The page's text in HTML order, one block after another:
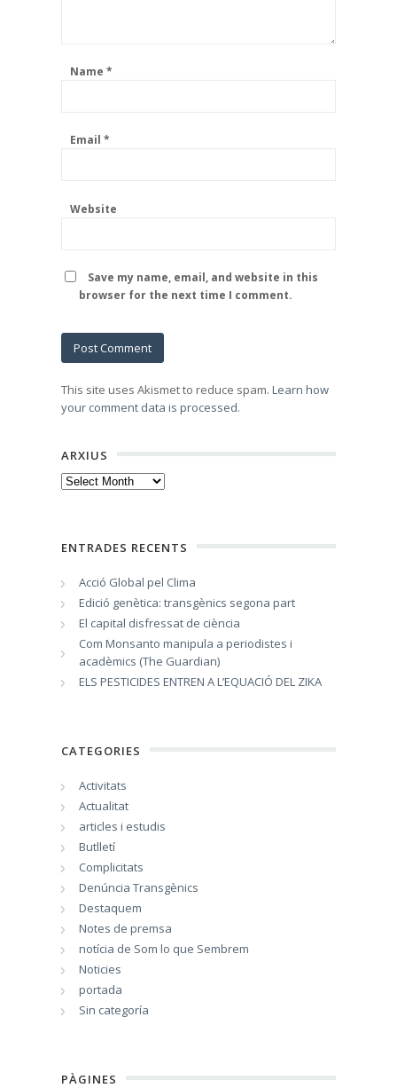
Name *
Email *
Website
Save my name, email, and website in this
browser for the next time I comment.
This site uses Akismet to reduce spam. Learn how
your comment data is processed.
ARXIUS
Arxius
ENTRADES RECENTS
Acció Global pel Clima
Edició genètica: transgènics segona part
El capital disfressat de ciència
Com Monsanto manipula a periodistes i
acadèmics (The Guardian)
ELS PESTICIDES ENTREN A L’EQUACIÓ DEL ZIKA
CATEGORIES
Activitats
Actualitat
articles i estudis
Butlletí
Complicitats
Denúncia Transgènics
Destaquem
Notes de premsa
notícia de Som lo que Sembrem
Noticies
portada
Sin categoría
PÀGINES